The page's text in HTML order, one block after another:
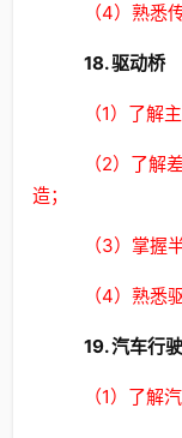
（4）熟悉
18. 驱动桥
（1）了解
（2）了解
造；
（3）掌握
（4）熟悉
19. 汽车行
（1）了解